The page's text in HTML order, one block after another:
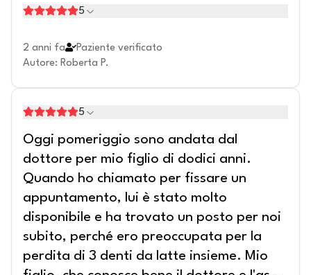
5
2 anni fa
Paziente verificato
Autore: Roberta P.
5
Oggi pomeriggio sono andata dal
dottore per mio figlio di dodici anni.
Quando ho chiamato per fissare un
appuntamento, lui è stato molto
disponibile e ha trovato un posto per noi
subito, perché ero preoccupata per la
perdita di 3 denti da latte insieme. Mio